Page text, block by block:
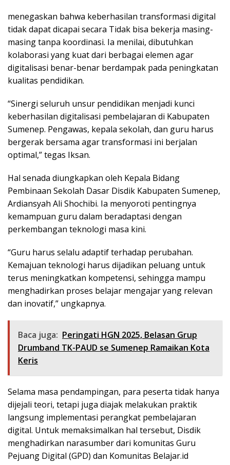
menegaskan bahwa keberhasilan transformasi digital
tidak dapat dicapai secara Tidak bisa bekerja masing-
masing tanpa koordinasi. Ia menilai, dibutuhkan
kolaborasi yang kuat dari berbagai elemen agar
digitalisasi benar-benar berdampak pada peningkatan
kualitas pendidikan.
“Sinergi seluruh unsur pendidikan menjadi kunci
keberhasilan digitalisasi pembelajaran di Kabupaten
Sumenep. Pengawas, kepala sekolah, dan guru harus
bergerak bersama agar transformasi ini berjalan
optimal,” tegas Iksan.
Hal senada diungkapkan oleh Kepala Bidang
Pembinaan Sekolah Dasar Disdik Kabupaten Sumenep,
Ardiansyah Ali Shochibi. Ia menyoroti pentingnya
kemampuan guru dalam beradaptasi dengan
perkembangan teknologi masa kini.
“Guru harus selalu adaptif terhadap perubahan.
Kemajuan teknologi harus dijadikan peluang untuk
terus meningkatkan kompetensi, sehingga mampu
menghadirkan proses belajar mengajar yang relevan
dan inovatif,” ungkapnya.
Baca juga: Peringati HGN 2025, Belasan Grup
Drumband TK-PAUD se Sumenep Ramaikan Kota
Keris
Selama masa pendampingan, para peserta tidak hanya
dijejali teori, tetapi juga diajak melakukan praktik
langsung implementasi perangkat pembelajaran
digital. Untuk memaksimalkan hal tersebut, Disdik
menghadirkan narasumber dari komunitas Guru
Pejuang Digital (GPD) dan Komunitas Belajar.id